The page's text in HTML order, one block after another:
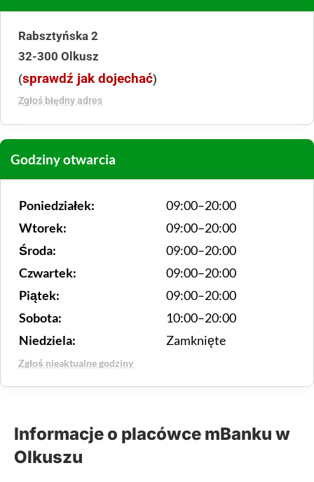
Rabsztyńska 2
32-300 Olkusz
(sprawdź jak dojechać)
Zgłoś błędny adres
Godziny otwarcia
Poniedziałek:
09:00–20:00
Wtorek:
09:00–20:00
Środa:
09:00–20:00
Czwartek:
09:00–20:00
Piątek:
09:00–20:00
Sobota:
10:00–20:00
Niedziela:
Zamknięte
Zgłoś nieaktualne godziny
Informacje o placówce mBanku w
Olkuszu